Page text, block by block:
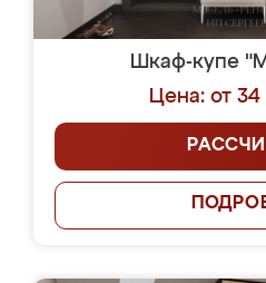
Шкаф-купе
Цена: от